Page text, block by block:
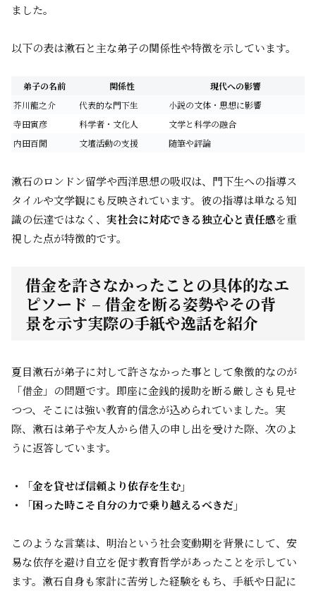
ました。
以下の表は漱石と主な弟子の関係性や特徴を示しています。
弟子の名前 関係性
現代への影響
芥川龍之介
代表的な門下生
小説の文体・思想に影響
寺田寅彦
科学者・文化人
文学と科学の融合
内田百閒
文壇活動の支援 随筆や評論
漱石のロンドン留学や西洋思想の吸収は、門下生への指導ス
タイルや文学観にも反映されています。彼の指導は単なる知
識の伝達ではなく、 実社会に対応できる独立心と責任感を重
視した点が特徴的です。
借金を許さなかったことの具体的なエ
ピソード – 借金を断る姿勢やその背
景を示す実際の手紙や逸話を紹介
夏目漱石が弟子に対して許さなかった事として象徴的なのが
「借金」の問題です。即座に金銭的援助を断る厳しさも見せ
つつ、そこには強い教育的信念が込められていました。実
際、漱石は弟子や友人から借入の申し出を受けた際、次のよ
うに返答しています。
・「金を貸せば信頼より依存を生む」
・「困った時こそ自分の力で乗り越えるべきだ」
このような言葉は、明治という社会変動期を背景にして、安
易な依存を避け自立を促す教育哲学があったことを示してい
ます。漱石自身も家計に苦労した経験をもち、手紙や日記に